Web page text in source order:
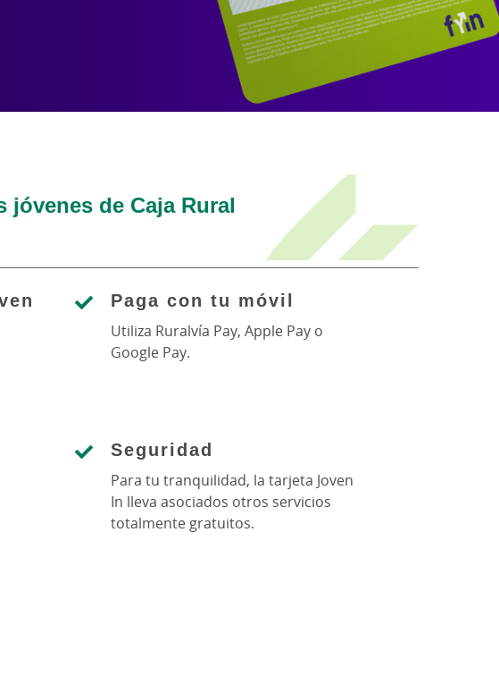
de Caja Rural
Paga con tu móvil
Utiliza Ruralvía Pay, Apple Pay o
Google Pay.
Seguridad
Para tu tranquilidad, la tarjeta Joven
In lleva asociados otros servicios
totalmente gratuitos.